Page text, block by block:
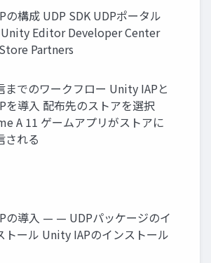
の構成 UDP SDK UDPポータル
Editor Developer Center
Partners
までのワークフロー Unity IAPと
を導入 配布先のストアを選択
A 11 ゲームアプリがストアに
される
の導入 — — UDPパッケージのイ
トール Unity IAPのインストール